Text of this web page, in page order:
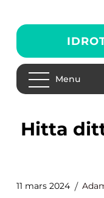
Menu
Hitta ditt perfekta gym i
11 mars 2024